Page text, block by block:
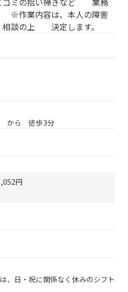
※作業内容は、本人の障害
相談の上 決定します。
から 徒歩3分
円
日・祝に関係なく休みのシフト